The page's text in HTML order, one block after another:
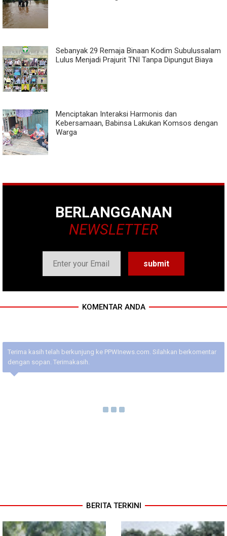
Sebanyak 29 Remaja Binaan Kodim Subulussalam
Lulus Menjadi Prajurit TNI Tanpa Dipungut Biaya
Menciptakan Interaksi Harmonis dan
Kebersamaan, Babinsa Lakukan Komsos dengan
Warga
BERLANGGANAN
NEWSLETTER
KOMENTAR ANDA
Terima kasih telah berkunjung ke PPWInews.com. Silahkan berkomentar
dengan sopan. Terimakasih.
BERITA TERKINI